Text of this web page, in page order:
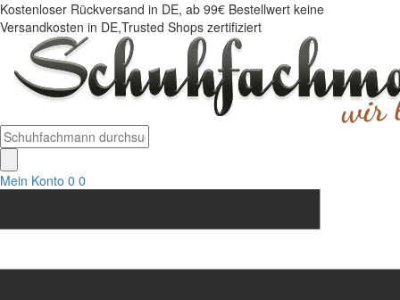
Kostenloser Rückversand in DE, ab 99€ Bestellwert keine
Versandkosten in DE,Trusted Shops zertifiziert
Mein Konto 0 0